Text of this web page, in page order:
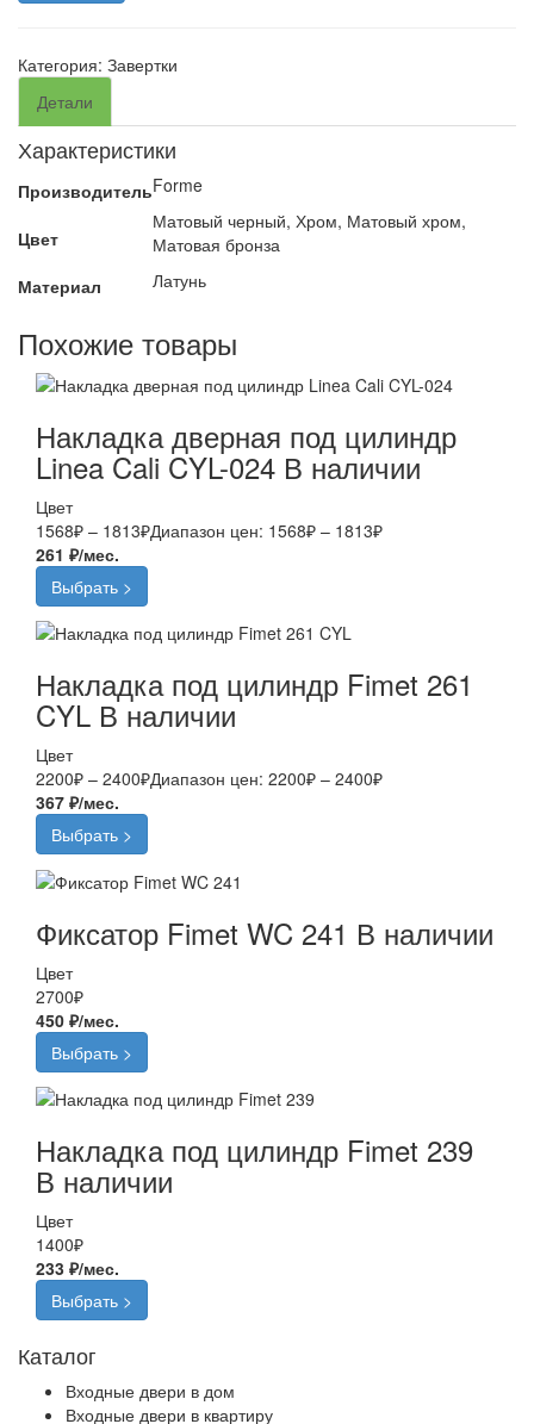
Категория: Завертки
Детали
Характеристики
ПроизводительForme
Цвет
Матовый черный, Хром, Матовый хром,
Матовая бронза
Материал
Латунь
Похожие товары
Накладка дверная под цилиндр
Linea Cali CYL-024 В наличии
Цвет
1568₽ – 1813₽Диапазон цен: 1568₽ – 1813₽
261 ₽/мес.
Выбрать >
Накладка под цилиндр Fimet 261
CYL В наличии
Цвет
2200₽ – 2400₽Диапазон цен: 2200₽ – 2400₽
367 ₽/мес.
Выбрать >
Фиксатор Fimet WC 241 В наличии
Цвет
2700₽
450 ₽/мес.
Выбрать >
Накладка под цилиндр Fimet 239
В наличии
Цвет
1400₽
233 ₽/мес.
Выбрать >
Каталог
Входные двери в дом
Входные двери в квартиру